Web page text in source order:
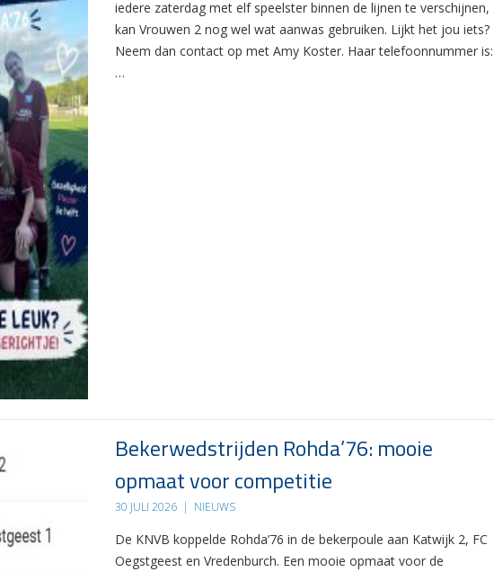
iedere zaterdag met elf speelster binnen de lijnen te verschijnen,
kan Vrouwen 2 nog wel wat aanwas gebruiken. Lijkt het jou iets?
Neem dan contact op met Amy Koster. Haar telefoonnummer is:
…
Bekerwedstrijden Rohda’76: mooie
opmaat voor competitie
30 JULI 2026 | NIEUWS
De KNVB koppelde Rohda’76 in de bekerpoule aan Katwijk 2, FC
Oegstgeest en Vredenburch. Een mooie opmaat voor de